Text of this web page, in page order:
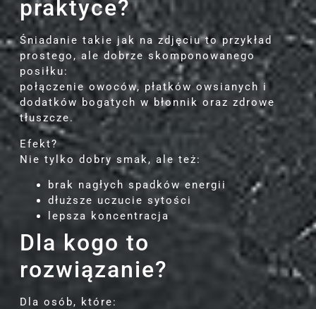
praktyce?
Śniadanie takie jak na zdjęciu to przykład
prostego, ale dobrze skomponowanego
posiłku:
połączenie owoców, płatków owsianych i
dodatków bogatych w błonnik oraz zdrowe
tłuszcze.
Efekt?
Nie tylko dobry smak, ale też:
brak nagłych spadków energii
dłuższe uczucie sytości
lepsza koncentracja
Dla kogo to
rozwiązanie?
Dla osób, które: